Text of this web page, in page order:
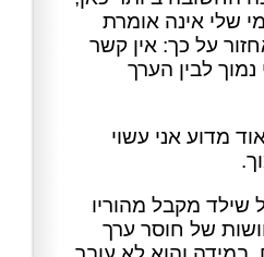
שלי אינה אומרת
על כך: אין קשר
לבין הערך
מדוע אני עשוי
שילד מקבל מהוריו
של חוסר ערך